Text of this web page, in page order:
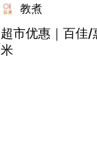
教煮
超市优惠｜百佳
米